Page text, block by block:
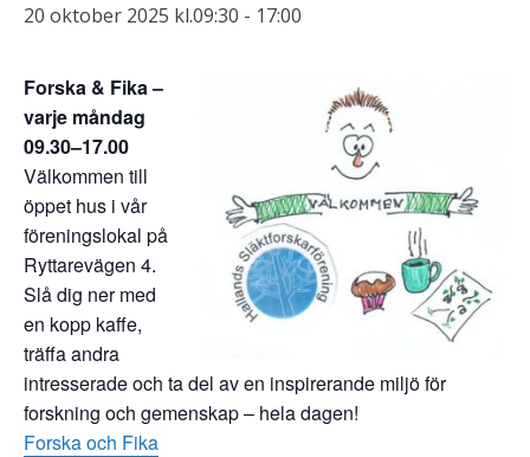
20 oktober 2025 kl.09:30 - 17:00
Forska & Fika –
varje måndag
09.30–17.00
Välkommen till
öppet hus i vår
föreningslokal på
Ryttarevägen 4.
Slå dig ner med
en kopp kaffe,
träffa andra
intresserade och ta del av en inspirerande miljö för
forskning och gemenskap – hela dagen!
Forska och Fika